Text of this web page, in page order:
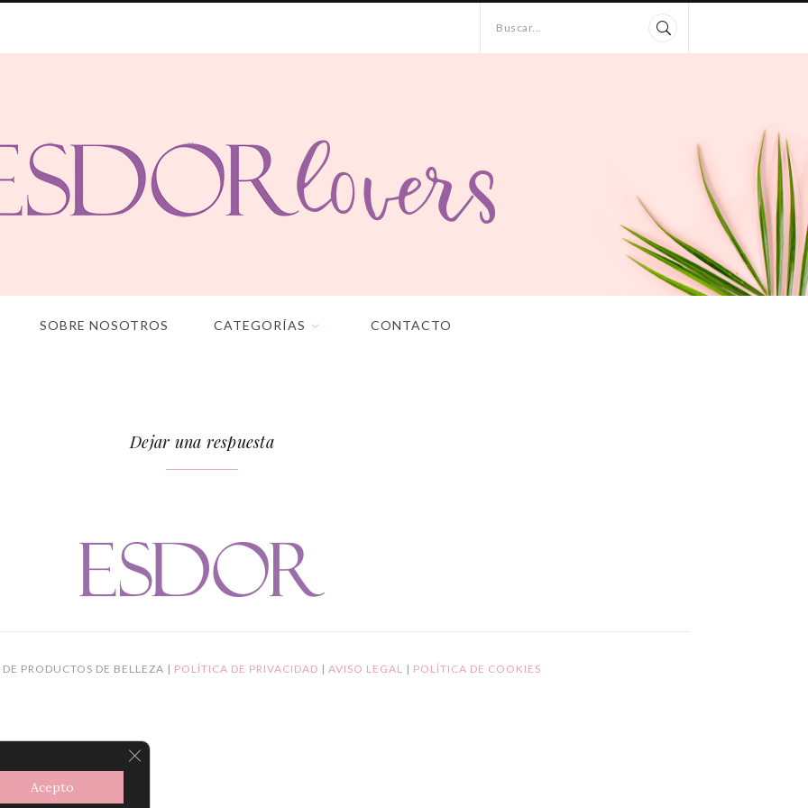
Buscar...
SOBRE NOSOTROS CATEGORÍAS CONTACTO
Dejar una respuesta
PRODUCTOS DE BELLEZA | POLÍTICA DE PRIVACIDAD | AVISO LEGAL | POLÍTICA DE COOKIES
Acepto
CERRAR EL BANNER DE COOKIES RGPD